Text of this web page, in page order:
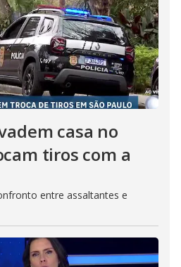
casa no
tiros com a
entre assaltantes e